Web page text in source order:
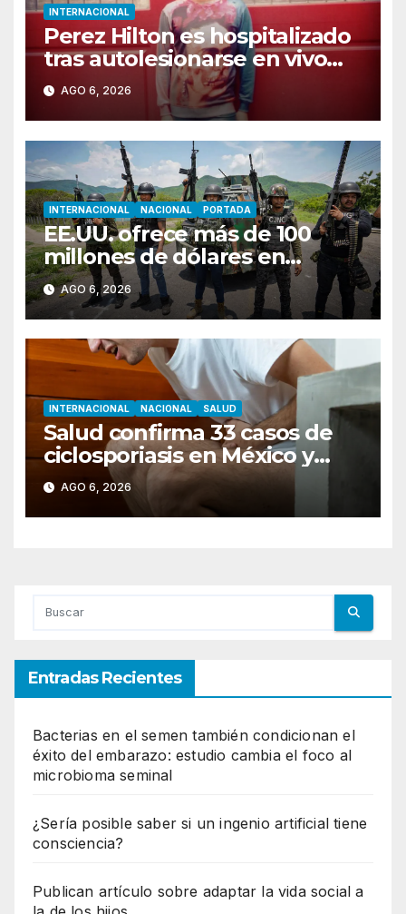
INTERNACIONAL
Perez Hilton es hospitalizado
tras autolesionarse en vivo
por TikTok en Miami
AGO 6, 2026
INTERNACIONAL NACIONAL PORTADA
EE.UU. ofrece más de 100
millones de dólares en
recompensas por líderes del
CJNG
AGO 6, 2026
INTERNACIONAL NACIONAL SALUD
Salud confirma 33 casos de
ciclosporiasis en México y
descarta vínculo con brote en
EU
AGO 6, 2026
Entradas Recientes
Bacterias en el semen también condicionan el
éxito del embarazo: estudio cambia el foco al
microbioma seminal
¿Sería posible saber si un ingenio artificial tiene
consciencia?
Publican artículo sobre adaptar la vida social a